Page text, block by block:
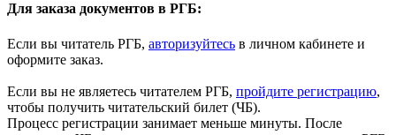
Для заказа документов в РГБ:
Если вы читатель РГБ, авторизуйтесь в личном кабинете и
оформите заказ.
Если вы не являетесь читателем РГБ, пройдите регистрацию,
чтобы получить читательский билет (ЧБ).
Процесс регистрации занимает меньше минуты. После